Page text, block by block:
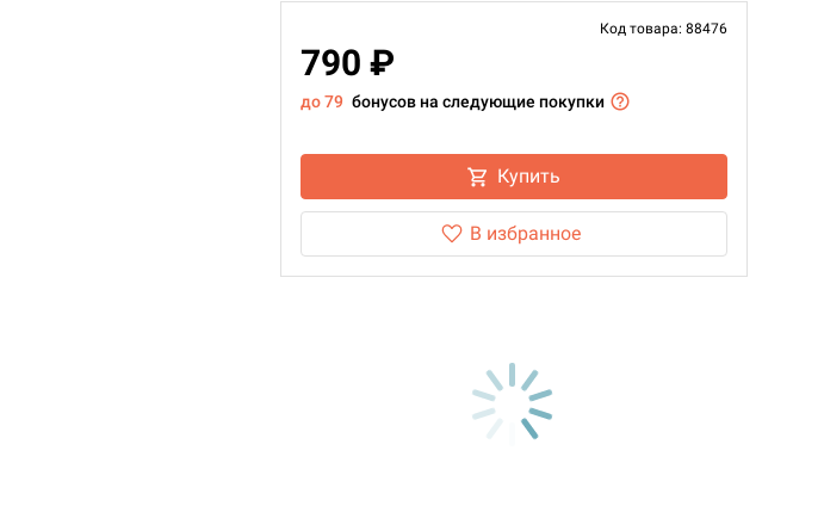
Код товара: 88476
790 ₽
до 79 бонусов на следующие покупки
Купить
В избранное